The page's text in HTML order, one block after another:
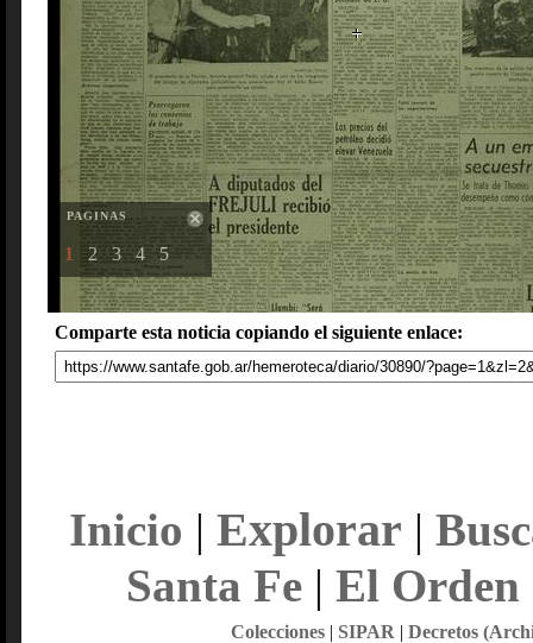
PAGINAS
1 2 3 4 5
Comparte esta noticia copiando el siguiente enlace:
Inicio | Explorar |
Santa Fe| El Orden
Colecciones| SIPAR | Decretos